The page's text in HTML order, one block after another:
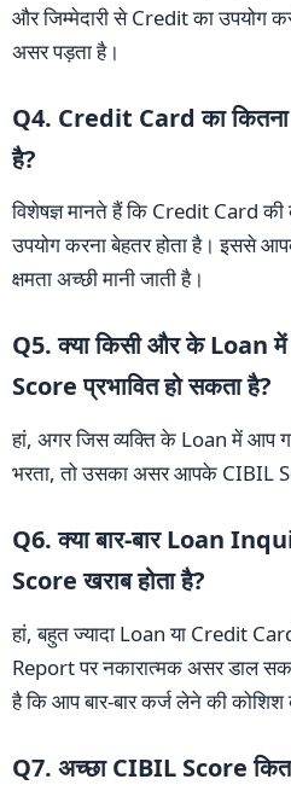
और जिम्मेदारी से Credit का उपयोग
असर पड़ता है।
Q4. Credit Card का कितना
है?
विशेषज्ञ मानते हैं कि Credit Card
उपयोग करना बेहतर होता है। इससे
क्षमता अच्छी मानी जाती है।
Q5. क्या किसी और के Loan में
Score प्रभावित हो सकता है?
हां, अगर जिस व्यक्ति के Loan में आप
भरता, तो उसका असर आपके CIBIL
Q6. क्या बार-बार Loan
Score खराब होता है?
हां, बहुत ज्यादा Loan या Credit
Report पर नकारात्मक असर डाल
है कि आप बार-बार कर्ज लेने की कोशिश
Q7. अच्छा CIBIL Score